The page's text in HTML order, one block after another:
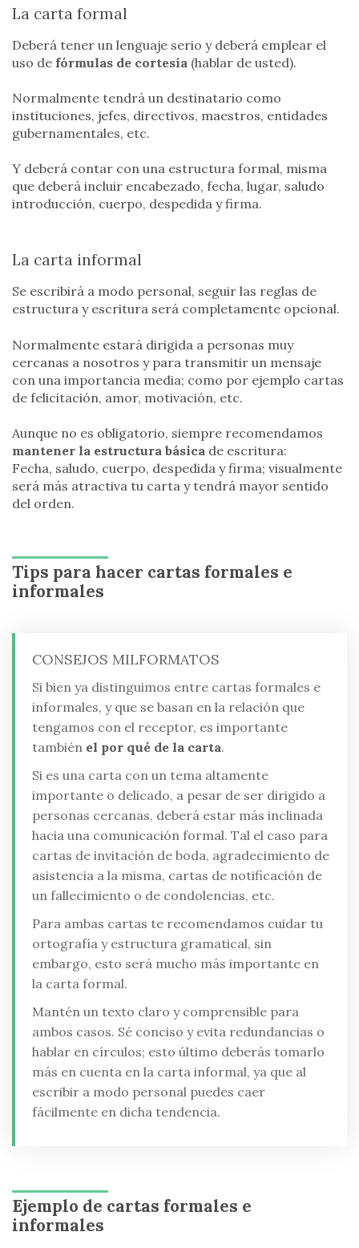
La carta formal
Deberá tener un lenguaje serio y deberá emplear el
uso de fórmulas de cortesía (hablar de usted).
Normalmente tendrá un destinatario como
instituciones, jefes, directivos, maestros, entidades
gubernamentales, etc.
Y deberá contar con una estructura formal, misma
que deberá incluir encabezado, fecha, lugar, saludo
introducción, cuerpo, despedida y firma.
La carta informal
Se escribirá a modo personal, seguir las reglas de
estructura y escritura será completamente opcional.
Normalmente estará dirigida a personas muy
cercanas a nosotros y para transmitir un mensaje
con una importancia media; como por ejemplo cartas
de felicitación, amor, motivación, etc.
Aunque no es obligatorio, siempre recomendamos
mantener la estructura básica de escritura:
Fecha, saludo, cuerpo, despedida y firma; visualmente
será más atractiva tu carta y tendrá mayor sentido
del orden.
Tips para hacer cartas formales e
informales
CONSEJOS MILFORMATOS
Si bien ya distinguimos entre cartas formales e
informales, y que se basan en la relación que
tengamos con el receptor, es importante
también el por qué de la carta.
Si es una carta con un tema altamente
importante o delicado, a pesar de ser dirigido a
personas cercanas, deberá estar más inclinada
hacia una comunicación formal. Tal el caso para
cartas de invitación de boda, agradecimiento de
asistencia a la misma, cartas de notificación de
un fallecimiento o de condolencias, etc.
Para ambas cartas te recomendamos cuidar tu
ortografía y estructura gramatical, sin
embargo, esto será mucho más importante en
la carta formal.
Mantén un texto claro y comprensible para
ambos casos. Sé conciso y evita redundancias o
hablar en círculos; esto último deberás tomarlo
más en cuenta en la carta informal, ya que al
escribir a modo personal puedes caer
fácilmente en dicha tendencia.
Ejemplo de cartas formales e
informales